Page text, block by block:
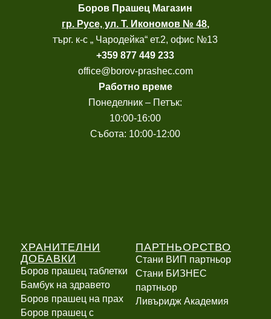
Боров Прашец Магазин
гр. Русе, ул. Т. Икономов № 48,
търг. к-с „ Чародейка“ ет.2, офис №13
+359 877 449 233
office@borov-prashec.com
Работно време
Понеделник – Петък:
10:00-16:00
Събота: 10:00-12:00
ХРАНИТЕЛНИ
ДОБАВКИ
Боров прашец таблетки
Бамбук на здравето
Боров прашец на прах
Боров прашец с
ПАРТНЬОРСТВО
Стани ВИП партньор
Стани БИЗНЕС
партньор
Ливъридж Академия